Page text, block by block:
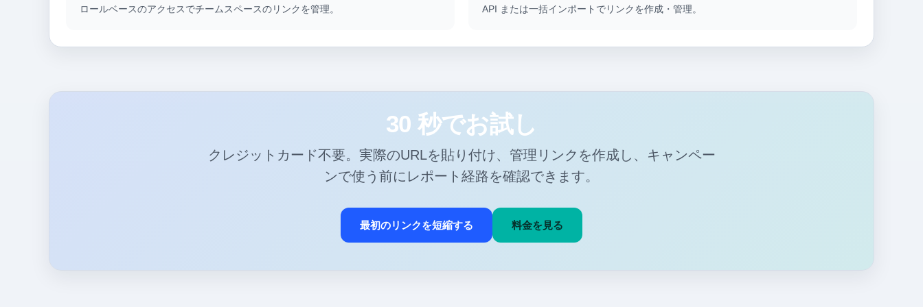
ロールベースのアクセスでチームスペースのリンクを管理。 API または一括インポートでリンクを作成・管理。
30 秒でお試し
クレジットカード不要。実際のURLを貼り付け、管理リンクを作成し、キャンペー
ンで使う前にレポート経路を確認できます。
最初のリンクを短縮する 料金を見る